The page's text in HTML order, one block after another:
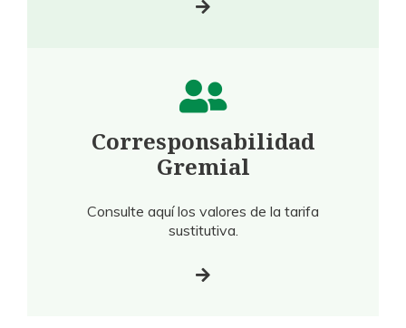
Corresponsabilidad
Gremial
Consulte aquí los valores de la tarifa
sustitutiva.